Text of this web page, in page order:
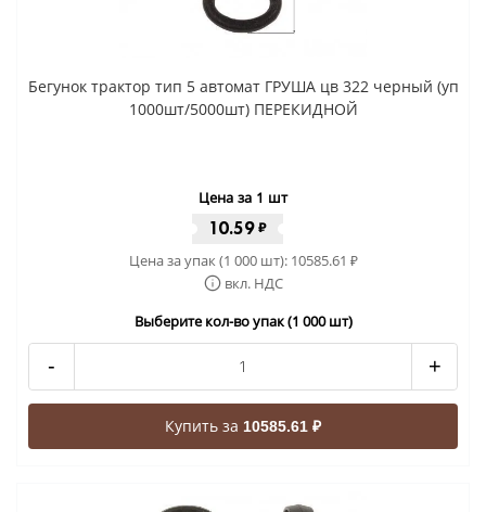
Бегунок трактор тип 5 автомат ГРУША цв 322 черный (уп
1000шт/5000шт) ПЕРЕКИДНОЙ
Цена за 1 шт
10.59₽
Цена за упак (1 000 шт): 10585.61 ₽
вкл. НДС
Выберите кол-во упак (1 000 шт)
- +
Купить за 10585.61 ₽